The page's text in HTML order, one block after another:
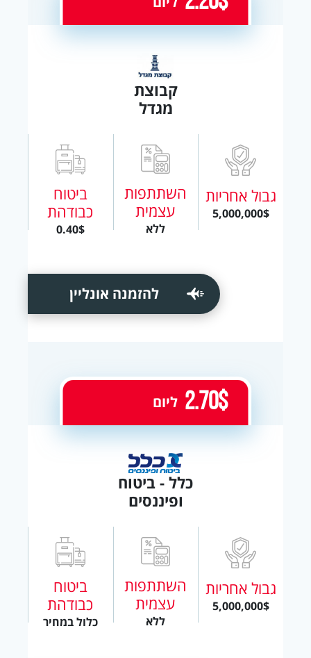
קבוצת
מגדל
גבול אחריות
5,000,000$
השתתפות
עצמית
ללא
ביטוח
כבודהת
0.40$
להזמנה אונליין
כלל - ביטוח
ופיננסים
גבול אחריות
5,000,000$
השתתפות
עצמית
ללא
ביטוח
כבודהת
כלול במחיר
2.70$ ליום